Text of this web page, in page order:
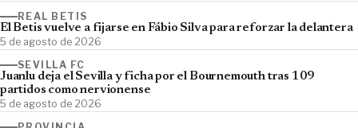
REAL BETIS
El Betis vuelve a fijarse en Fábio Silva para reforzar la delantera
5 de agosto de 2026
SEVILLA FC
Juanlu deja el Sevilla y ficha por el Bournemouth tras 109
partidos como nervionense
5 de agosto de 2026